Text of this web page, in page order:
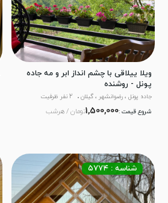
ویلا ییلاقی با چشم انداز ابر و مه جاده
پونل - روشنده
جاده پونل ، رضوانشهر ، گیلان
2 نفر ظرفیت
شروع قیمت :1,500,000تومان / هرشب
شناسه : ۵۷۷۴